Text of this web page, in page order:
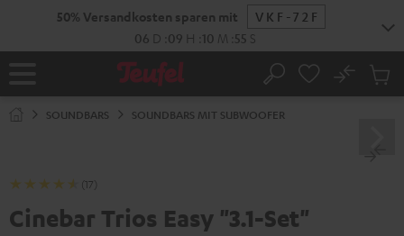
Startseite Suche
No
SOUNDBARS SOUNDBARS MIT SUBWOOFER
(17)
Cinebar Trios Easy "3.1-Set"